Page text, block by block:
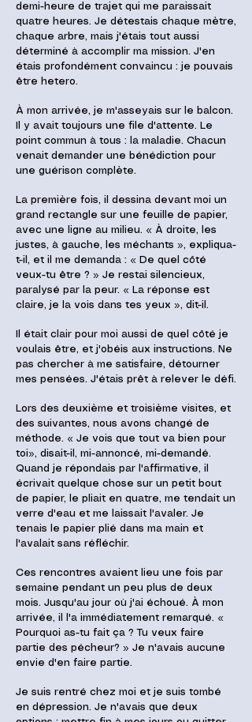
demi-heure de trajet qui me paraissait
quatre heures. Je détestais chaque mètre,
chaque arbre, mais j'étais tout aussi
déterminé à accomplir ma mission. J'en
étais profondément convaincu : je pouvais
être hetero.
À mon arrivée, je m'asseyais sur le balcon.
Il y avait toujours une file d'attente. Le
point commun à tous : la maladie. Chacun
venait demander une bénédiction pour
une guérison complète.
La première fois, il dessina devant moi un
grand rectangle sur une feuille de papier,
avec une ligne au milieu. « À droite, les
justes, à gauche, les méchants », expliqua-
t-il, et il me demanda : « De quel côté
veux-tu être ? » Je restai silencieux,
paralysé par la peur. « La réponse est
claire, je la vois dans tes yeux », dit-il.
Il était clair pour moi aussi de quel côté je
voulais être, et j'obéis aux instructions. Ne
pas chercher à me satisfaire, détourner
mes pensées. J'étais prêt à relever le défi.
Lors des deuxième et troisième visites, et
des suivantes, nous avons changé de
méthode. « Je vois que tout va bien pour
toi», disait-il, mi-annoncé, mi-demandé.
Quand je répondais par l'affirmative, il
écrivait quelque chose sur un petit bout
de papier, le pliait en quatre, me tendait un
verre d'eau et me laissait l'avaler. Je
tenais le papier plié dans ma main et
l'avalait sans réfléchir.
Ces rencontres avaient lieu une fois par
semaine pendant un peu plus de deux
mois. Jusqu'au jour où j'ai échoué. À mon
arrivée, il l'a immédiatement remarqué. «
Pourquoi as-tu fait ça ? Tu veux faire
partie des pécheur? » Je n'avais aucune
envie d'en faire partie.
Je suis rentré chez moi et je suis tombé
en dépression. Je n'avais que deux